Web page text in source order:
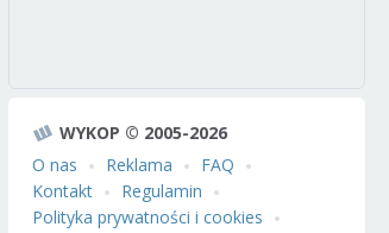
WYKOP © 2005-2026
O nas
Reklama
FAQ
Kontakt
Regulamin
Polityka prywatności i cookies